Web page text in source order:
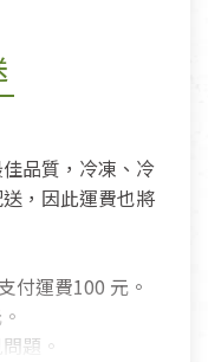
品質，冷凍、冷
，因此運費也將
付運費100 元。
題。